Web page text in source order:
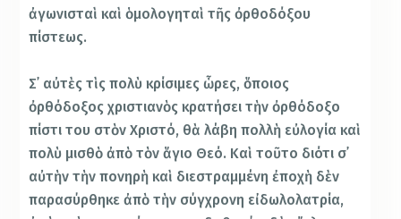
ἀγωνισταὶ καὶ ὁμολογηταὶ τῆς ὀρθοδόξου
πίστεως.
Σ᾿ αὐτὲς τὶς πολὺ κρίσιμες ὧρες, ὅποιος
ὀρθόδοξος χριστιανὸς κρατήσει τὴν ὀρθόδοξο
πίστι του στὸν Χριστό, θὰ λάβη πολλὴ εὐλογία καὶ
πολὺ μισθὸ ἀπὸ τὸν ἅγιο Θεό. Καὶ τοῦτο διότι σ᾿
αὐτὴν τὴν πονηρὴ καὶ διεστραμμένη ἐποχὴ δὲν
παρασύρθηκε ἀπὸ τὴν σύγχρονη εἰδωλολατρία,